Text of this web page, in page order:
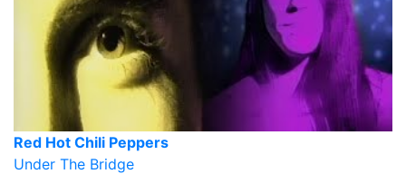
Red Hot Chili Peppers
Under The Bridge